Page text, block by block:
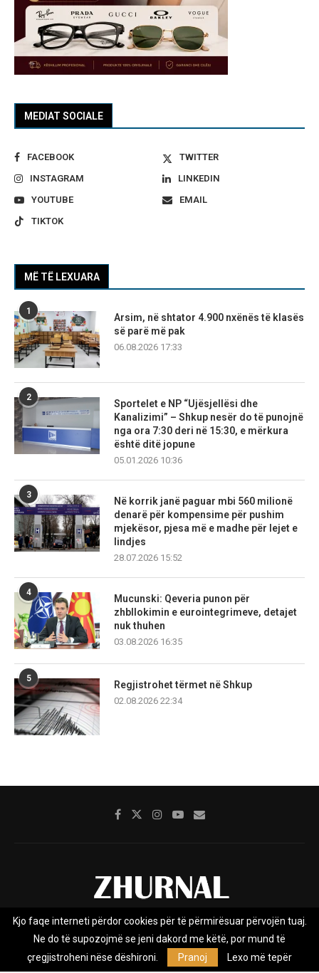
MEDIAT SOCIALE
FACEBOOK
TWITTER
INSTAGRAM
LINKEDIN
YOUTUBE
EMAIL
TIKTOK
MË TË LEXUARA
1
Arsim, në shtator 4.900 nxënës të klasës
së parë më pak
06.08.2026 17:33
2
Sportelet e NP “Ujësjellësi dhe
Kanalizimi” – Shkup nesër do të punojnë
nga ora 7:30 deri në 15:30, e mërkura
është ditë jopune
05.01.2026 10:36
3
Në korrik janë paguar mbi 560 milionë
denarë për kompensime për pushim
mjekësor, pjesa më e madhe për lejet e
lindjes
28.07.2026 15:52
4
Mucunski: Qeveria punon për
zhbllokimin e eurointegrimeve, detajet
nuk thuhen
03.08.2026 16:35
5
Regjistrohet tërmet në Shkup
02.08.2026 22:34
Rreth nesh Impresumi Marketing
Kontakt
Privacy Policy
Kjo faqe interneti përdor cookies për të përmirësuar përvojën tuaj.
Ne do të supozojmë se jeni dakord me këtë, por mund të
çregjistroheni nëse dëshironi.
Pranoj Lexo më tepër